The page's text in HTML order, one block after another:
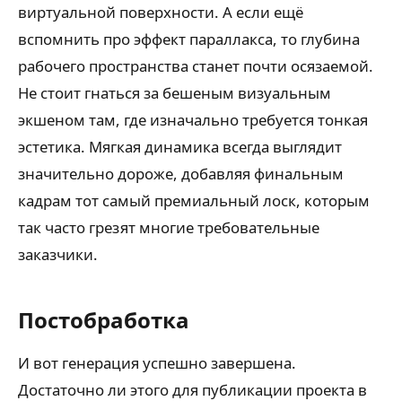
виртуальной поверхности. А если ещё
вспомнить про эффект параллакса, то глубина
рабочего пространства станет почти осязаемой.
Не стоит гнаться за бешеным визуальным
экшеном там, где изначально требуется тонкая
эстетика. Мягкая динамика всегда выглядит
значительно дороже, добавляя финальным
кадрам тот самый премиальный лоск, которым
так часто грезят многие требовательные
заказчики.
Постобработка
И вот генерация успешно завершена.
Достаточно ли этого для публикации проекта в